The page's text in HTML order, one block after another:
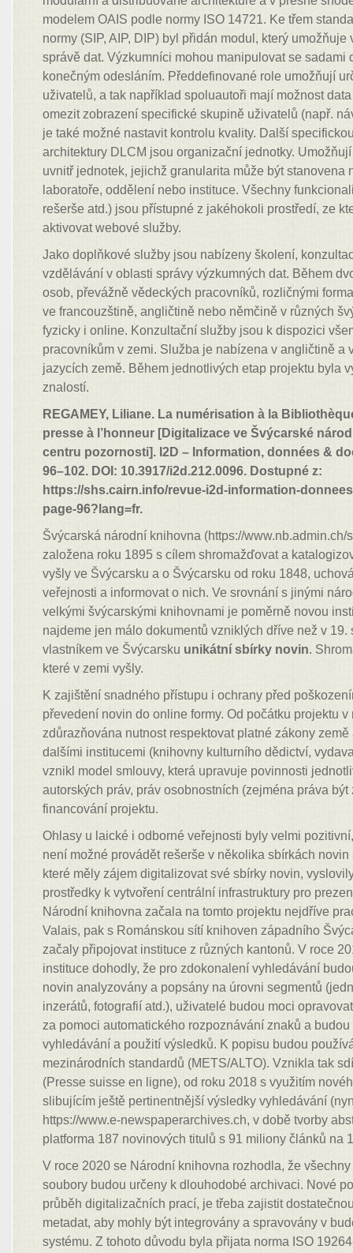
modelem OAIS podle normy ISO 14721. Ke třem
normy (SIP, AIP, DIP) byl přidán modul, který
správě dat. Výzkumníci mohou manipulovat se sadami
konečným odesláním. Předdefinované role umožňují
uživatelů, a tak například spoluautoři mají možnost
omezit zobrazení specifické skupině uživatelů (např.
je také možné nastavit kontrolu kvality. Další
architektury DLCM jsou organizační jednotky.
uvnitř jednotek, jejichž granularita může být stanovena
laboratoře, oddělení nebo instituce. Všechny
rešerše atd.) jsou přístupné z jakéhokoli prostředí, ze
aktivovat webové služby.
Jako doplňkové služby jsou nabízeny školení,
vzdělávání v oblasti správy výzkumných dat. Během
osob, převážně vědeckých pracovníků, rozličnými
ve francouzštině, angličtině nebo němčině v různých
fyzicky i online. Konzultační služby jsou k dispozici
pracovníkům v zemi. Služba je nabízena v angličtině a
jazycích země. Během jednotlivých etap projektu byla
znalostí.
REGAMEY, Liliane. La numérisation à la
presse à l’honneur [Digitalizace ve Švýcarské
centru pozornosti]. I2D – Information, données &
96–102. DOI: 10.3917/i2d.212.0096. Dostupné z:
https://shs.cairn.info/revue-i2d-information-
page-96?lang=fr.
Švýcarská národní knihovna (https://www.nb.admin.ch/
založena roku 1895 s cílem shromažďovat a
vyšly ve Švýcarsku a o Švýcarsku od roku 1848,
veřejnosti a informovat o nich. Ve srovnání s jinými
velkými švýcarskými knihovnami je poměrně novou
najdeme jen málo dokumentů vzniklých dříve než v
vlastníkem ve Švýcarsku unikátní sbírky novin.
které v zemi vyšly.
K zajištění snadného přístupu i ochrany před
převedení novin do online formy. Od počátku projektu v
zdůrazňována nutnost respektovat platné zákony
dalšími institucemi (knihovny kulturního dědictví,
vznikl model smlouvy, která upravuje povinnosti
autorských práv, práv osobnostních (zejména práva
financování projektu.
Ohlasy u laické i odborné veřejnosti byly velmi
není možné provádět rešerše v několika sbírkách
které měly zájem digitalizovat své sbírky novin,
prostředky k vytvoření centrální infrastruktury pro
Národní knihovna začala na tomto projektu nejdříve
Valais, pak s Románskou sítí knihoven západního
začaly připojovat instituce z různých kantonů. V roce
instituce dohodly, že pro zdokonalení vyhledávání
novin analyzovány a popsány na úrovni segmentů
inzerátů, fotografií atd.), uživatelé budou moci
za pomoci automatického rozpoznávání znaků a
vyhledávání a použití výsledků. K popisu budou
mezinárodních standardů (METS/ALTO). Vznikla tak
(Presse suisse en ligne), od roku 2018 s využitím
slibujícím ještě pertinentnější výsledky vyhledávání
https://www.e-newspaperarchives.ch, v době tvorby
platforma 187 novinových titulů s 91 miliony článků na
V roce 2020 se Národní knihovna rozhodla, že
soubory budou určeny k dlouhodobé archivaci. Nové
průběh digitalizačních prací, je třeba zajistit
metadat, aby mohly být integrovány a spravovány v
systému. Z tohoto důvodu byla přijata norma ISO